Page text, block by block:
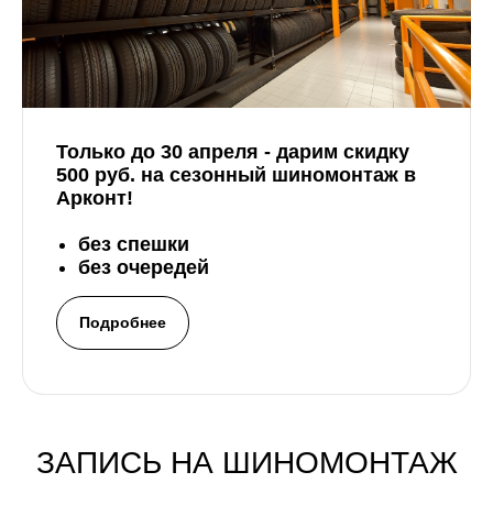
Только до 30 апреля - дарим скидку
500 руб. на сезонный шиномонтаж в
Арконт!
без спешки
без очередей
Подробнее
ЗАПИСЬ НА ШИНОМОНТАЖ